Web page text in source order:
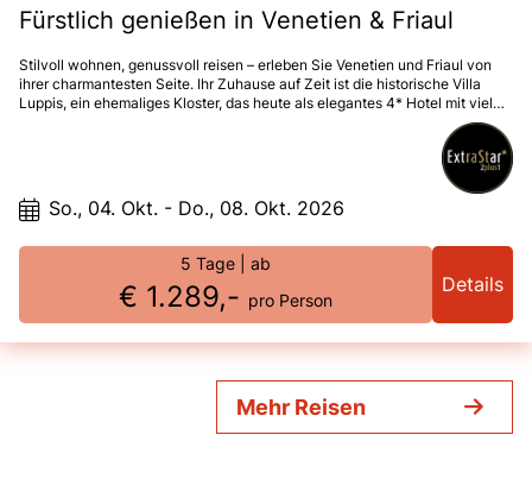
Fürstlich genießen in Venetien & Friaul
Stilvoll wohnen, genussvoll reisen – erleben Sie Venetien und Friaul von
ihrer charmantesten Seite. Ihr Zuhause auf Zeit ist die historische Villa
Luppis, ein ehemaliges Kloster, das heute als elegantes 4* Hotel mit viel
Liebe zum Detail geführt wird. Umgeben von einem großen Park, genießen
Sie hier ruhige Stunden, exzellente Küche und familiäre Gastfreundschaft.
Von diesem besonderen Ort aus erkunden Sie Triest, Treviso, Spilimbergo
und weitere kulturelle und kulinarische Höhepunkte: Mosaikkunst,
Schinken aus San Daniele, edler Grappa und spritziger Prosecco – eine
Reise für alle Sinne.
So., 04. Okt. - Do., 08. Okt. 2026
5 Tage | ab
€ 1.289,- pro Person
Details
Mehr Reisen